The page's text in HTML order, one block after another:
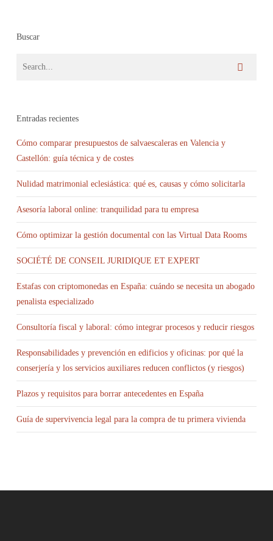
Buscar
Entradas recientes
Cómo comparar presupuestos de salvaescaleras en Valencia y
Castellón: guía técnica y de costes
Nulidad matrimonial eclesiástica: qué es, causas y cómo solicitarla
Asesoría laboral online: tranquilidad para tu empresa
Cómo optimizar la gestión documental con las Virtual Data Rooms
SOCIÉTÉ DE CONSEIL JURIDIQUE ET EXPERT
Estafas con criptomonedas en España: cuándo se necesita un abogado
penalista especializado
Consultoría fiscal y laboral: cómo integrar procesos y reducir riesgos
Responsabilidades y prevención en edificios y oficinas: por qué la
conserjería y los servicios auxiliares reducen conflictos (y riesgos)
Plazos y requisitos para borrar antecedentes en España
Guía de supervivencia legal para la compra de tu primera vivienda